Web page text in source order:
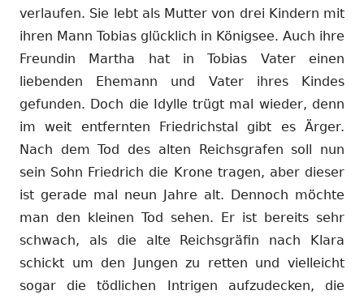
verlaufen. Sie lebt als Mutter von drei Kindern mit
ihren Mann Tobias glücklich in Königsee. Auch ihre
Freundin Martha hat in Tobias Vater einen
liebenden Ehemann und Vater ihres Kindes
gefunden. Doch die Idylle trügt mal wieder, denn
im weit entfernten Friedrichstal gibt es Ärger.
Nach dem Tod des alten Reichsgrafen soll nun
sein Sohn Friedrich die Krone tragen, aber dieser
ist gerade mal neun Jahre alt. Dennoch möchte
man den kleinen Tod sehen. Er ist bereits sehr
schwach, als die alte Reichsgräfin nach Klara
schickt um den Jungen zu retten und vielleicht
sogar die tödlichen Intrigen aufzudecken, die